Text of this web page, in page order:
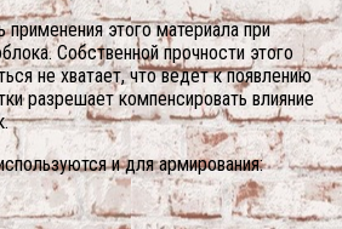
этого материала при
Собственной прочности этого
не хватает, что ведет к появлению
разрешает компенсировать влияние
и для армирования: